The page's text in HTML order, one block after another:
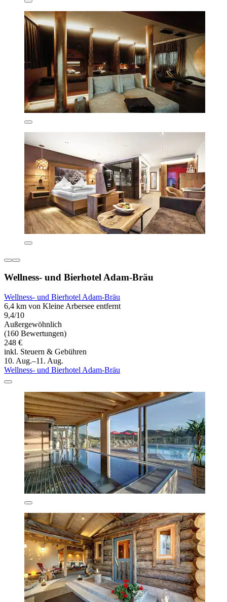
Wellness- und Bierhotel Adam-Bräu
Wellness- und Bierhotel Adam-Bräu
6,4 km von Kleine Arbersee entfernt
9,4/10
Außergewöhnlich
(160 Bewertungen)
248 €
inkl. Steuern & Gebühren
10. Aug.–11. Aug.
Wellness- und Bierhotel Adam-Bräu